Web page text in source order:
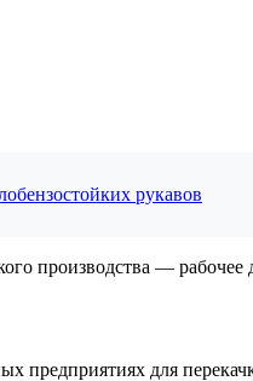
рукавов
производства —
предприятиях для